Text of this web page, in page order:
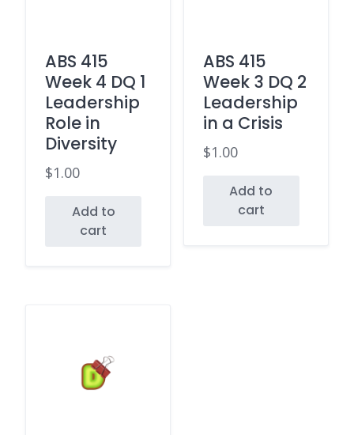
ABS 415
Week 4 DQ 1
Leadership
Role in
Diversity
$1.00
Add to
cart
ABS 415
Week 3 DQ 2
Leadership
in a Crisis
$1.00
Add to
cart